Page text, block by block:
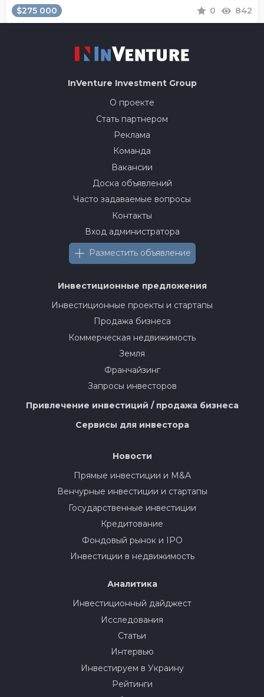
$275 000 0 842
InVenture Investment Group
О проекте
Стать партнером
Реклама
Команда
Вакансии
Доска объявлений
Часто задаваемые вопросы
Контакты
Вход администратора
Разместить объявление
Инвестиционные предложения
Инвестиционные проекты и стартапы
Продажа бизнеса
Коммерческая недвижимость
Земля
Франчайзинг
Запросы инвесторов
Привлечение инвестиций / продажа бизнеса
Сервисы для инвестора
Новости
Прямые инвестиции и M&A
Венчурные инвестиции и стартапы
Государственные инвестиции
Кредитование
Фондовый рынок и IPO
Инвестиции в недвижимость
Аналитика
Инвестиционный дайджест
Исследования
Статьи
Интервью
Инвестируем в Украину
Рейтинги